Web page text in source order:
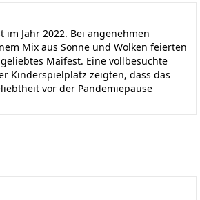
im Jahr 2022. Bei angenehmen
Mix aus Sonne und Wolken feierten
Maifest. Eine vollbesuchte
Kinderspielplatz zeigten, dass das
vor der Pandemiepause